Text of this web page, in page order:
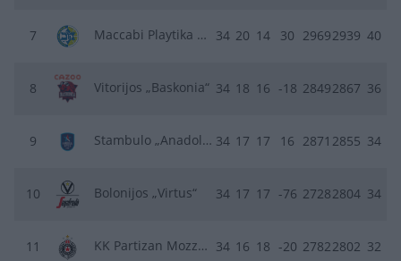
7 Maccabi Playtika Tel Aviv 34 20 14 30 29692939 40
8 Vitorijos „Baskonia“ 34 18 16 -18 28492867 36
9 Stambulo „Anadolu Efes“ 34 17 17 16 2871 2855 34
10 Bolonijos „Virtus“ 34 17 17 -76 27282804 34
11 KK Partizan Mozzart Bet 34 16 18 -20 27822802 32